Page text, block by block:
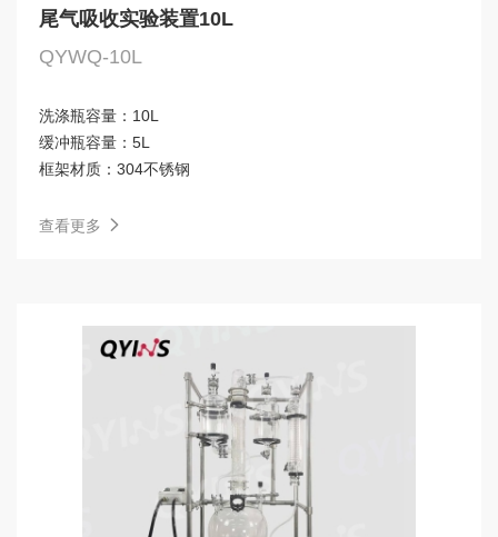
尾气吸收实验装置10L
QYWQ-10L
洗涤瓶容量： 10L
缓冲瓶容量： 5L
框架材质： 304不锈钢
查看更多